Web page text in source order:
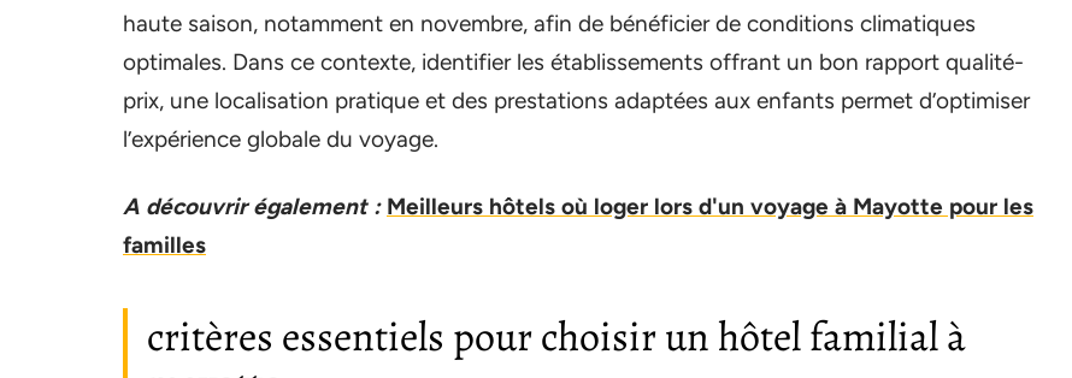
haute saison, notamment en novembre, afin de bénéficier de conditions climatiques
optimales. Dans ce contexte, identifier les établissements offrant un bon rapport qualité-
prix, une localisation pratique et des prestations adaptées aux enfants permet d’optimiser
l’expérience globale du voyage.
A découvrir également : Meilleurs hôtels où loger lors d'un voyage à Mayotte pour les
familles
critères essentiels pour choisir un hôtel familial à